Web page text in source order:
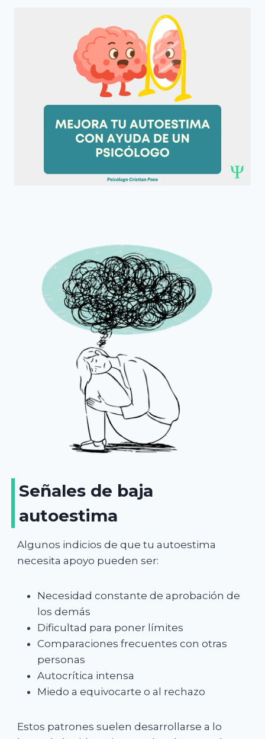
Señales de baja
autoestima
Algunos indicios de que tu autoestima
necesita apoyo pueden ser:
Necesidad constante de aprobación de
los demás
Dificultad para poner límites
Comparaciones frecuentes con otras
personas
Autocrítica intensa
Miedo a equivocarte o al rechazo
Estos patrones suelen desarrollarse a lo